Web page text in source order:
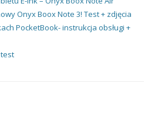
Onyx Boox Note 3! Test + zdjęcia
PocketBook- instrukcja obsługi +